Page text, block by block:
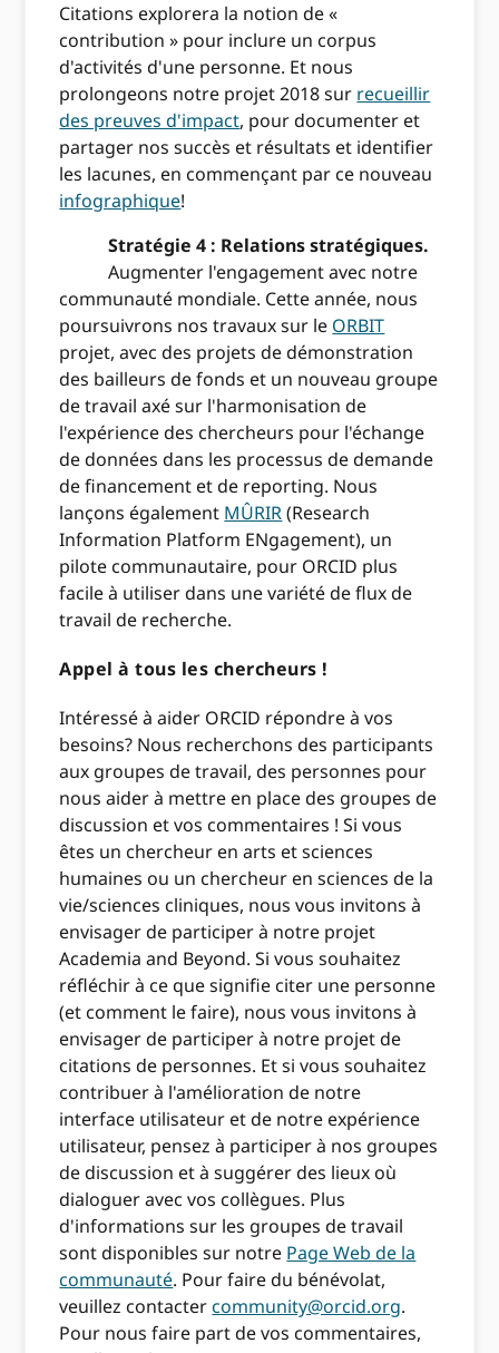
Citations explorera la notion de «
contribution » pour inclure un corpus
d'activités d'une personne. Et nous
prolongeons notre projet 2018 sur recueillir
des preuves d'impact, pour documenter et
partager nos succès et résultats et identifier
les lacunes, en commençant par ce nouveau
infographique!
Stratégie 4 : Relations stratégiques.
Augmenter l'engagement avec notre
communauté mondiale. Cette année, nous
poursuivrons nos travaux sur le ORBIT
projet, avec des projets de démonstration
des bailleurs de fonds et un nouveau groupe
de travail axé sur l'harmonisation de
l'expérience des chercheurs pour l'échange
de données dans les processus de demande
de financement et de reporting. Nous
lançons également MÛRIR(Research
Information Platform ENgagement), un
pilote communautaire, pour ORCID plus
facile à utiliser dans une variété de flux de
travail de recherche.
Appel à tous les chercheurs !
Intéressé à aider ORCID répondre à vos
besoins? Nous recherchons des participants
aux groupes de travail, des personnes pour
nous aider à mettre en place des groupes de
discussion et vos commentaires ! Si vous
êtes un chercheur en arts et sciences
humaines ou un chercheur en sciences de la
vie/sciences cliniques, nous vous invitons à
envisager de participer à notre projet
Academia and Beyond. Si vous souhaitez
réfléchir à ce que signifie citer une personne
(et comment le faire), nous vous invitons à
envisager de participer à notre projet de
citations de personnes. Et si vous souhaitez
contribuer à l'amélioration de notre
interface utilisateur et de notre expérience
utilisateur, pensez à participer à nos groupes
de discussion et à suggérer des lieux où
dialoguer avec vos collègues. Plus
d'informations sur les groupes de travail
sont disponibles sur notre Page Web de la
communauté. Pour faire du bénévolat,
veuillez contactercommunity@orcid.org.
Pour nous faire part de vos commentaires,